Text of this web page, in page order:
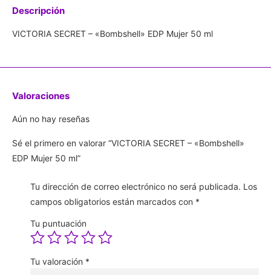
Descripción
VICTORIA SECRET – «Bombshell» EDP Mujer 50 ml
Valoraciones
Aún no hay reseñas
Sé el primero en valorar “VICTORIA SECRET – «Bombshell»
EDP Mujer 50 ml”
Tu dirección de correo electrónico no será publicada. Los
campos obligatorios están marcados con *
Tu puntuación
Tu valoración *